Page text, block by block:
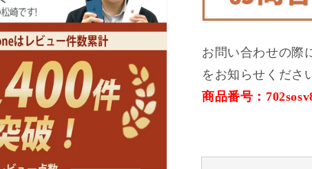
ー
数
量
を
減
リ
ー
数
量
を
お問い合わせの際
をお知らせくださ
商品番号：